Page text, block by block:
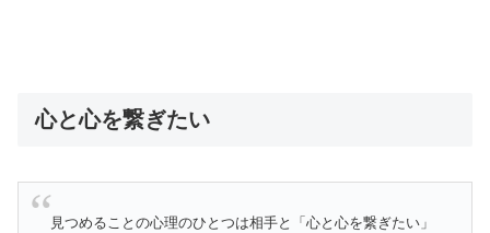
心と心を繋ぎたい
見つめることの心理のひとつは相手と「心と心を繋ぎたい」